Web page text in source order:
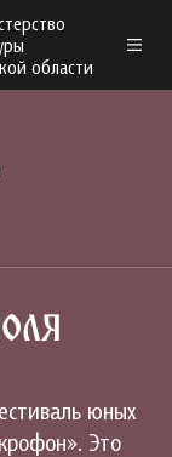
области
юных
Это